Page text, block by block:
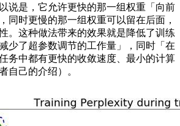
说是，它允许更快的那一组权重「向前
同时更慢的那一组权重可以留在后面，
。这种做法带来的效果就是降低了训练
少了超参数调节的工作量」，同时「在
务中都有更快的收敛速度、最小的计算
自己的介绍）。